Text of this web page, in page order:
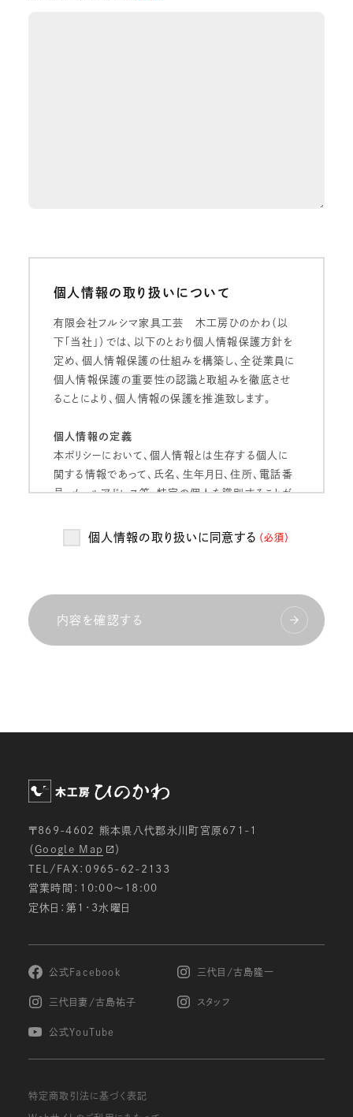
個人情報の取り扱いについて
有限会社フルシマ家具工芸 木工房ひのかわ（以
下「当社」）では、以下のとおり個人情報保護方針を
定め、個人情報保護の仕組みを構築し、全従業員に
個人情報保護の重要性の認識と取組みを徹底させ
ることにより、個人情報の保護を推進致します。
個人情報の定義
本ポリシーにおいて、個人情報とは生存する個人に
関する情報であって、氏名、生年月日、住所、電話番
号、メールアドレス等、特定の個人を識別することが
ざん・漏洩などを防止するため、セキュリティシステム
の維持・管理体制の整備・社員教育の徹底等の必要
な措置を講じ、安全対策を実施し個人情報の厳重な
メールマガジン等の配信、セミナーやイベントのご
電子メールでの問い合わせへの対応のため。
ご注文いただいた商品の発送のため。
お申し込みいただいたサービス等の提供のため。
個人情報の第三者への開示・提供の禁止
管理し、次のいずれかに該当する場合を除き、個人
情報を第三者に開示致しません。
お客様が希望されるサービスを行なうために当社
当社は、個人情報の正確性及び安全性確保のため
個人情報の取り扱いに同意する （必須）
内容を確認する
〒869-4602 熊本県八代郡氷川町宮原671-1
（ Google Map
）
TEL/FAX：0965-62-2133
営業時間：10:00〜18:00
定休日：第1・3水曜日
公式Facebook 三代目/古島隆一
三代目妻/古島祐子 スタッフ
公式YouTube
特定商取引法に基づく表記